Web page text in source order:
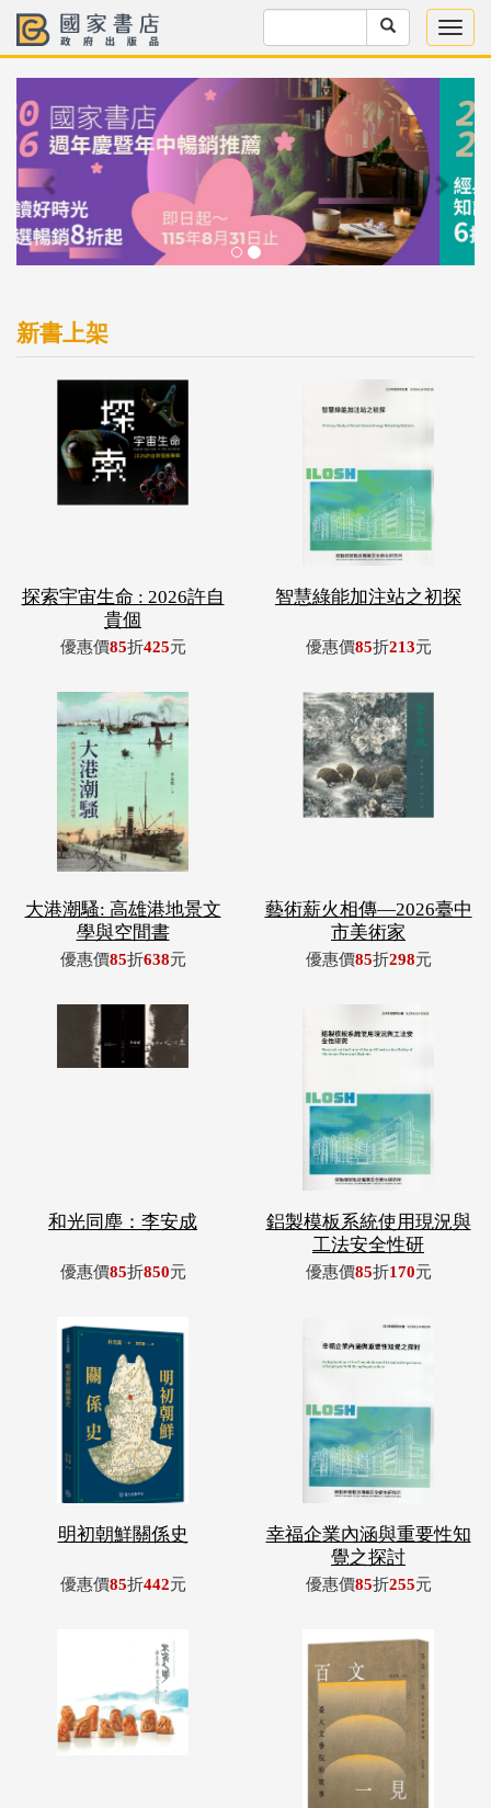
新書上架
探索宇宙生命 : 2026許自
貴個
優惠價85折425元
智慧綠能加注站之初探
優惠價85折213元
大港潮騷: 高雄港地景文
學與空間書
優惠價85折638元
藝術薪火相傳—2026臺中
市美術家
優惠價85折298元
和光同塵：李安成
優惠價85折850元
鋁製模板系統使用現況與
工法安全性研
優惠價85折170元
明初朝鮮關係史
優惠價85折442元
幸福企業內涵與重要性知
覺之探討
優惠價85折255元